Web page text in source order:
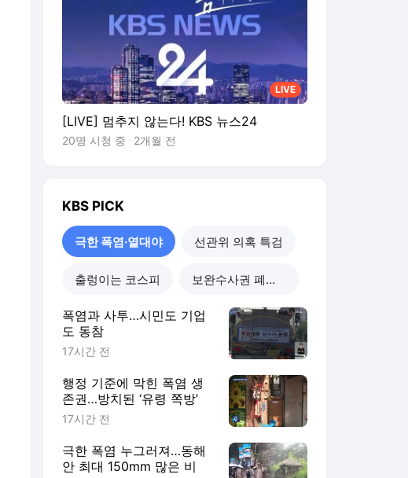
LIVE
[LIVE] 멈추지 않는다! KBS 뉴스24
20명 시청 중 2개월 전
KBS PICK
극한 폭염·열대야 선관위 의혹 특검
출렁이는 코스피 보완수사권 폐지 진통
폭염과 사투…시민도 기업
도 동참
17시간 전
행정 기준에 막힌 폭염 생
존권…방치된 ‘유령 쪽방’
17시간 전
극한 폭염 누그러져…동해
안 최대 150mm 많은 비